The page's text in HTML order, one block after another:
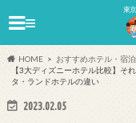
東
≡
HOME
おすすめホテル・宿
【3大ディズニーホテル比較】そ
タ・ランドホテルの違い
2023.02.05